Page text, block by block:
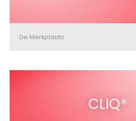
De Merkplaats
CLIQ®